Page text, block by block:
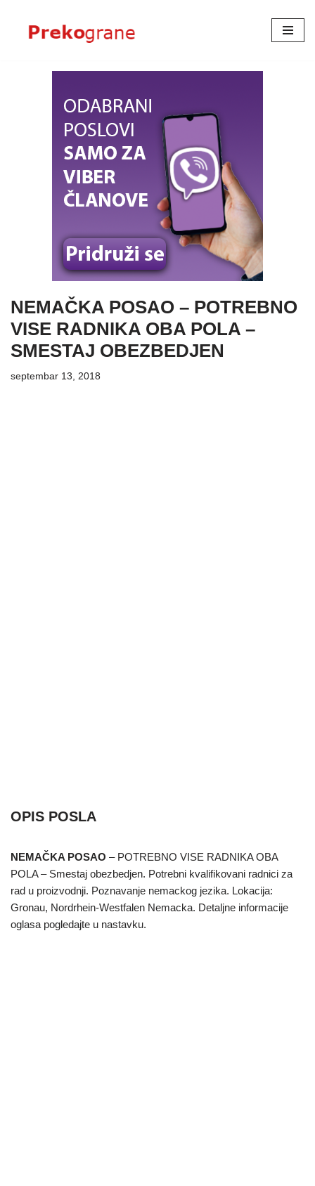
Skoči
NEMAČKA POSAO – POTREBNO
VISE RADNIKA OBA POLA –
SMESTAJ OBEZBEDJEN
septembar 13, 2018
OPIS POSLA
NEMAČKA POSAO – POTREBNO VISE RADNIKA OBA
POLA – Smestaj obezbedjen. Potrebni kvalifikovani radnici za
rad u proizvodnji. Poznavanje nemackog jezika. Lokacija:
Gronau, Nordrhein-Westfalen Nemacka. Detaljne informacije
oglasa pogledajte u nastavku.